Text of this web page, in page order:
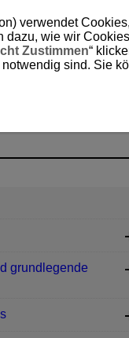
Funktionen
grundlegende
verwendet
dazu, wie wir
Zustimmen“
sind. Sie